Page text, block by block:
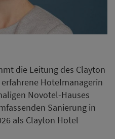
die Leitung des Clayton
Hotelmanagerin
Novotel-Hauses
Sanierung in
als Clayton Hotel